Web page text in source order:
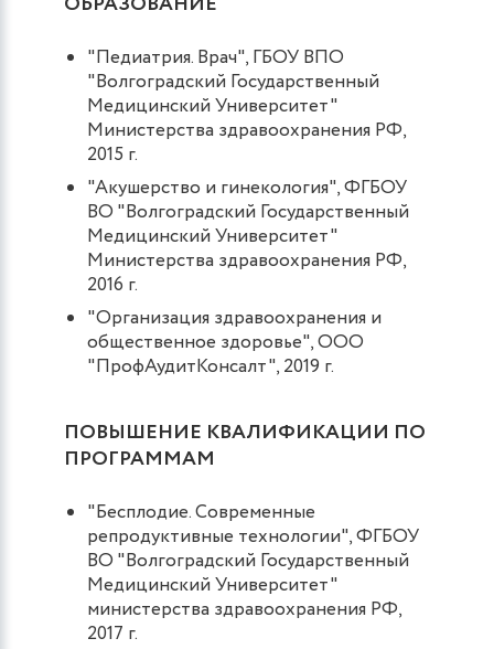
"Педиатрия. Врач", ГБОУ ВПО
"Волгоградский Государственный
Медицинский Университет"
Министерства здравоохранения РФ,
2015 г.
"Акушерство и гинекология", ФГБОУ
ВО "Волгоградский Государственный
Медицинский Университет"
Министерства здравоохранения РФ,
2016 г.
"Организация здравоохранения и
общественное здоровье", ООО
"ПрофАудитКонсалт", 2019 г.
ПОВЫШЕНИЕ КВАЛИФИКАЦИИ ПО
ПРОГРАММАМ
"Бесплодие. Современные
репродуктивные технологии", ФГБОУ
ВО "Волгоградский Государственный
Медицинский Университет"
министерства здравоохранения РФ,
2017 г.